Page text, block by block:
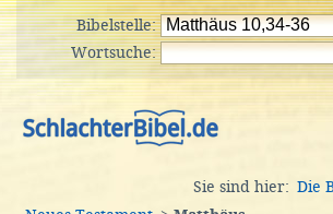
Bibelstelle:
Wortsuche:
Sie sind hier: Die